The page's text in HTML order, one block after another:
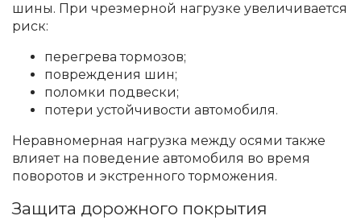
шины. При чрезмерной нагрузке увеличивается
риск:
перегрева тормозов;
повреждения шин;
поломки подвески;
потери устойчивости автомобиля.
Неравномерная нагрузка между осями также
влияет на поведение автомобиля во время
поворотов и экстренного торможения.
Защита дорожного покрытия